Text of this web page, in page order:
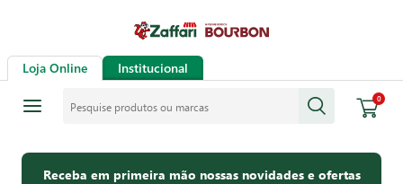
Loja Online Institucional
0
Receba em primeira mão nossas novidades e ofertas